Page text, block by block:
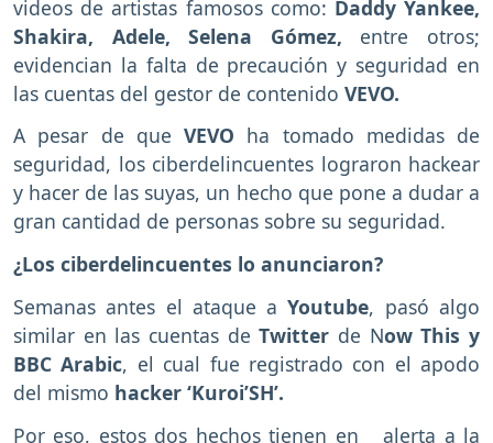
videos de artistas famosos como: Daddy Yankee,
Shakira, Adele, Selena Gómez, entre otros;
evidencian la falta de precaución y seguridad en
las cuentas del gestor de contenido VEVO.
A pesar de que VEVO ha tomado medidas de
seguridad, los ciberdelincuentes lograron hackear
y hacer de las suyas, un hecho que pone a dudar a
gran cantidad de personas sobre su seguridad.
¿Los ciberdelincuentes lo anunciaron?
Semanas antes el ataque aYoutube, pasó algo
similar en las cuentas deTwitter de Now This y
BBC Arabic, el cual fue registrado con el apodo
del mismo hacker ‘Kuroi’SH’.
Por eso, estos dos hechos tienen en alerta a la